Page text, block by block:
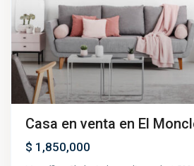
Casa en venta en El
$ 1,850,000